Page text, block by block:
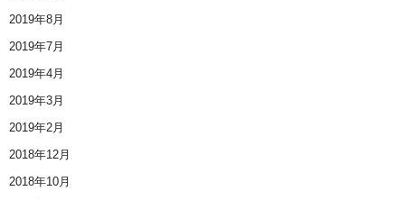
2019年8月
2019年7月
2019年4月
2019年3月
2019年2月
2018年12月
2018年10月